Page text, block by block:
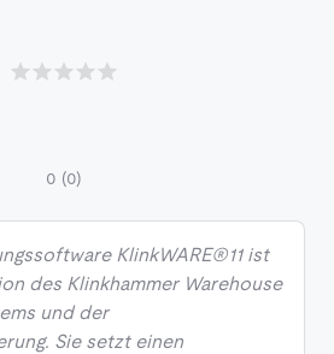
0 (0)
KlinkWARE®11 ist
des Klinkhammer Warehouse
und der
Sie setzt einen